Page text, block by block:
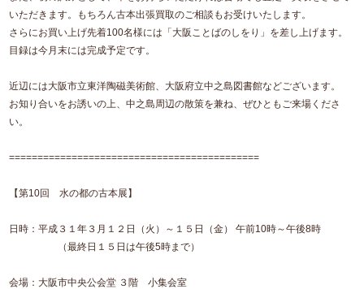
いただきます。もちろん古本出張買取のご相談もお受けいたします。
さらにお買い上げ先着100名様には「大阪ことばのしをり」を差し上げます。
目録は今月末には完成予定です。
近辺には大阪市立東洋陶磁美術館、大阪府立中之島図書館などございます。
お知り合いをお誘いの上、中之島周辺の散策を兼ね、ぜひともご来場くださ
い。
============================================
【第10回 水の都の古本展】
日時：平成３１年３月１２日（火）～１５日（金） 午前10時～午後8時
（最終日１５日は午後5時まで）
会場：大阪市中央公会堂 ３階 小集会室